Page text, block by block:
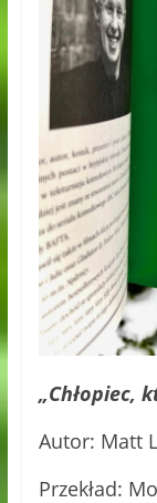
„Chłopiec,
Autor: Matt
Przekład: